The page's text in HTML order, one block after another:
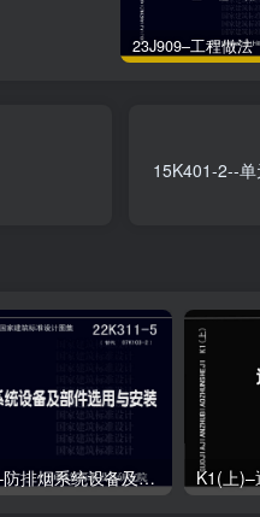
23J909–工程做法
15K401-2--
22K311-5–防排烟系统设备及部件选用与安装